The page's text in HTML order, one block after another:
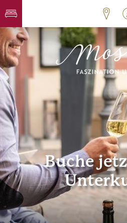
Buche